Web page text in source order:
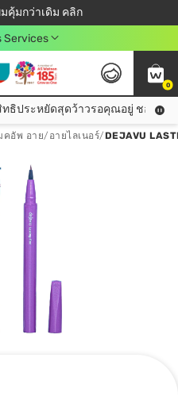
คุ้มกว่าเดิม คลิก
ลดเพิ่มจุก ๆ 10%! 🎉
มื่อชอป 499฿
คลับดียังไง?
Services
0
มีบัตรสมาชิกวัตสัน คลับรึยัง? สิทธิประหยัดสุดว้าวรอคุณอยู่ ชอปคุ้มกว่าเดิม คลิก!
ธิประหยัดสุดว้าวรอคุณอยู่ ชอปคุ้มก
คอัพ อาย/ อายไลเนอร์/DEJAVU